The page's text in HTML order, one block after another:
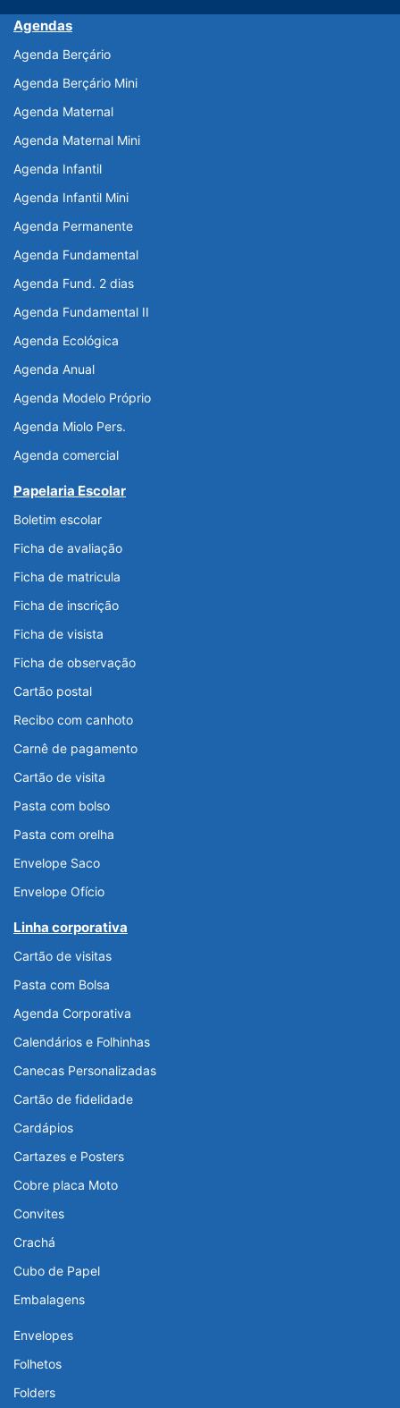
Agendas
Agenda Berçário
Agenda Berçário Mini
Agenda Maternal
Agenda Maternal Mini
Agenda Infantil
Agenda Infantil Mini
Agenda Permanente
Agenda Fundamental
Agenda Fund. 2 dias
Agenda Fundamental II
Agenda Ecológica
Agenda Anual
Agenda Modelo Próprio
Agenda Miolo Pers.
Agenda comercial
Papelaria Escolar
Boletim escolar
Ficha de avaliação
Ficha de matricula
Ficha de inscrição
Ficha de visista
Ficha de observação
Cartão postal
Recibo com canhoto
Carnê de pagamento
Cartão de visita
Pasta com bolso
Pasta com orelha
Envelope Saco
Envelope Ofício
Linha corporativa
Cartão de visitas
Pasta com Bolsa
Agenda Corporativa
Calendários e Folhinhas
Canecas Personalizadas
Cartão de fidelidade
Cardápios
Cartazes e Posters
Cobre placa Moto
Convites
Crachá
Cubo de Papel
Embalagens
Envelopes
Folhetos
Folders